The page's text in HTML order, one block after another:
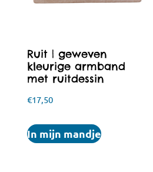
Ruit | geweven
kleurige armband
met ruitdessin
€17,50
In mijn mandje